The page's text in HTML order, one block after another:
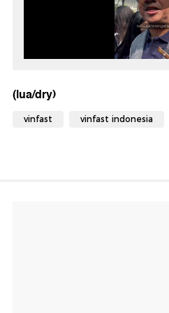
(lua/dry)
vinfast vinfast indonesia